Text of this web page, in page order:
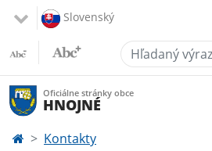
Slovenský
Hľadaný výraz...
Oficiálne stránky obce
HNOJNÉ
Kontakty